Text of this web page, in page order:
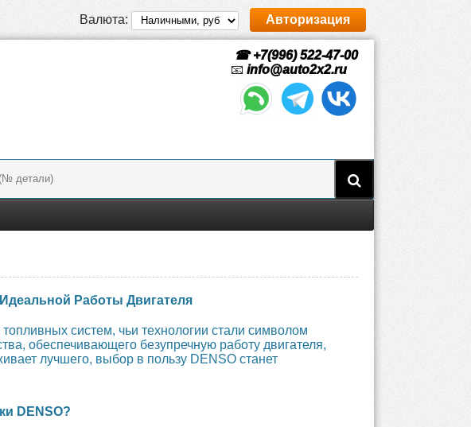
Валюта: Авторизация
☎ +7(996) 522-47-00
📧 info@auto2x2.ru
Работы Двигателя
систем, чьи технологии стали символом
обеспечивающего безупречную работу двигателя,
лучшего, выбор в пользу DENSO станет
DENSO?